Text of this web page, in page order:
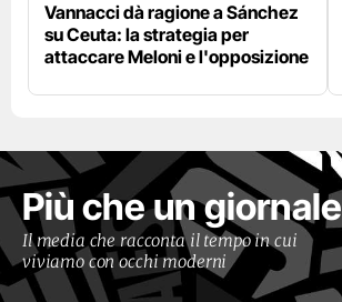
Vannacci dà ragione a Sánchez
su Ceuta: la strategia per
attaccare Meloni e l'opposizione
Più che un giornale
Il media che racconta il tempo in cui
viviamo con occhi moderni